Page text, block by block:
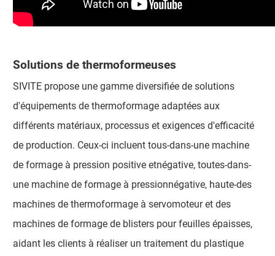
Solutions de thermoformeuses
SIVITE propose une gamme diversifiée de solutions
d'équipements de thermoformage adaptées aux
différents matériaux, processus et exigences d'efficacité
de production. Ceux-ci incluent tous-dans-une machine
de formage à pression positive etnégative, toutes-dans-
une machine de formage à pressionnégative, haute-des
machines de thermoformage à servomoteur et des
machines de formage de blisters pour feuilles épaisses,
aidant les clients à réaliser un traitement du plastique